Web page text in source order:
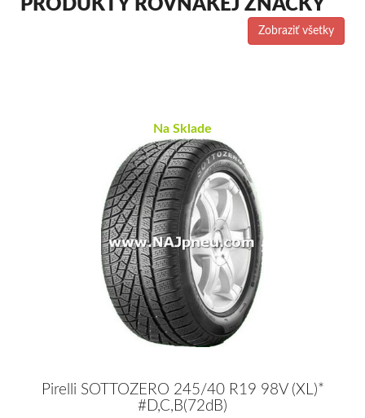
PRODUKTY ROVNAKEJ ZNAČKY
Zobraziť všetky
Na Sklade
Pirelli SOTTOZERO 245/40 R19 98V (XL)*
#D,C,B(72dB)